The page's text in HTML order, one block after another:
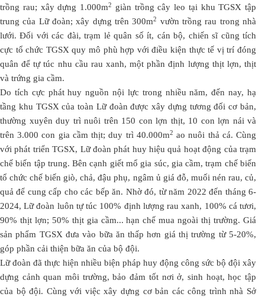
trồng rau; xây dựng 1.000m2
giàn trồng cây leo tại khu TGSX tập
trung của Lữ đoàn; xây dựng trên 300m2 vườn trồng rau trong nhà
lưới. Đối với các đài, trạm lẻ quân số ít, cán bộ, chiến sĩ cũng tích
cực tổ chức TGSX quy mô phù hợp với điều kiện thực tế vị trí đóng
quân để tự túc nhu cầu rau xanh, một phần định lượng thịt lợn, thịt
và trứng gia cầm.
Do tích cực phát huy nguồn nội lực trong nhiều năm, đến nay, hạ
tầng khu TGSX của toàn Lữ đoàn được xây dựng tương đối cơ bản,
thường xuyên duy trì nuôi trên 150 con lợn thịt, 10 con lợn nái và
trên 3.000 con gia cầm thịt; duy trì 40.000m2 ao nuôi thả cá. Cùng
với phát triển TGSX, Lữ đoàn phát huy hiệu quả hoạt động của trạm
chế biến tập trung. Bên cạnh giết mổ gia súc, gia cầm, trạm chế biến
tổ chức chế biến giò, chả, đậu phụ, ngâm ủ giá đỗ, muối nén rau, củ,
quả để cung cấp cho các bếp ăn. Nhờ đó, từ năm 2022 đến tháng 6-
2024, Lữ đoàn luôn tự túc 100% định lượng rau xanh, 100% cá tươi,
90% thịt lợn; 50% thịt gia cầm... hạn chế mua ngoài thị trường. Giá
sản phẩm TGSX đưa vào bữa ăn thấp hơn giá thị trường từ 5-20%,
góp phần cải thiện bữa ăn của bộ đội.
Lữ đoàn đã thực hiện nhiều biện pháp huy động công sức bộ đội xây
dựng cảnh quan môi trường, bảo đảm tốt nơi ở, sinh hoạt, học tập
của bộ đội. Cùng với việc xây dựng cơ bản các công trình nhà Sở